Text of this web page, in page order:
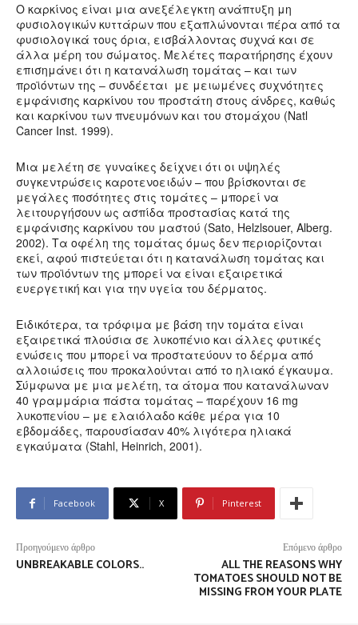
Ο καρκίνος είναι μια ανεξέλεγκτη ανάπτυξη μη
φυσιολογικών κυττάρων που εξαπλώνονται πέρα ​​από τα
φυσιολογικά τους όρια, εισβάλλοντας συχνά και σε
άλλα μέρη του σώματος. Μελέτες παρατήρησης έχουν
επισημάνει ότι η κατανάλωση τομάτας – και των
προϊόντων της – συνδέεται με μειωμένες συχνότητες
εμφάνισης καρκίνου του προστάτη στους άνδρες, καθώς
και καρκίνου των πνευμόνων και του στομάχου (Natl
Cancer Inst. 1999).
Μια μελέτη σε γυναίκες δείχνει ότι οι υψηλές
συγκεντρώσεις καροτενοειδών – που βρίσκονται σε
μεγάλες ποσότητες στις τομάτες – μπορεί να
λειτουργήσουν ως ασπίδα προστασίας κατά της
εμφάνισης καρκίνου του μαστού (Sato, Helzlsouer, Alberg.
2002). Τα οφέλη της τομάτας όμως δεν περιορίζονται
εκεί, αφού πιστεύεται ότι η κατανάλωση τομάτας και
των προϊόντων της μπορεί να είναι εξαιρετικά
ευεργετική και για την υγεία του δέρματος.
Ειδικότερα, τα τρόφιμα με βάση την τομάτα είναι
εξαιρετικά πλούσια σε λυκοπένιο και άλλες φυτικές
ενώσεις που μπορεί να προστατεύουν το δέρμα από
αλλοιώσεις που προκαλούνται από το ηλιακό έγκαυμα.
Σύμφωνα με μια μελέτη, τα άτομα που κατανάλωναν
40 γραμμάρια πάστα τομάτας – παρέχουν 16 mg
λυκοπενίου – με ελαιόλαδο κάθε μέρα για 10
εβδομάδες, παρουσίασαν 40% λιγότερα ηλιακά
εγκαύματα (Stahl, Heinrich, 2001).
Facebook X Pinterest
Προηγούμενο άρθρο
UNBREAKABLE COLORS..
Επόμενο άρθρο
ALL THE REASONS WHY
TOMATOES SHOULD NOT BE
MISSING FROM YOUR PLATE